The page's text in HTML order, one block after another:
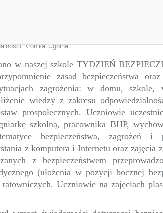
,Kronika,Ogólna
w naszej szkole TYDZIEŃ
zasad bezpieczeństwa
zagrożenia: w domu, szkole,
wiedzy z zakresu
prospołecznych. Uczniowie
szkolną, pracownika BHP,
bezpieczeństwa, zagrożeń i
z komputera i Internetu oraz zajęcia
z bezpieczeństwem
(ułożenia w pozycji bocznej
ratowniczych. Uczniowie na zajęciach